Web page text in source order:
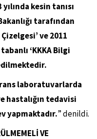
kesin tanısı
tarafından
ve 2011
‘KKKA Bilgi
laboratuvarlarda
hastalığın tedavisi
yapmaktadır.” denildi.
VE